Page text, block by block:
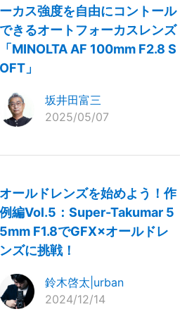
ーカス強度を自由にコントール
できるオートフォーカスレンズ
「MINOLTA AF 100mm F2.8 S
OFT」
坂井田富三
2025/05/07
オールドレンズを始めよう！作
例編Vol.5：Super-Takumar 5
5mm F1.8でGFX×オールドレ
ンズに挑戦！
鈴木啓太|urban
2024/12/14